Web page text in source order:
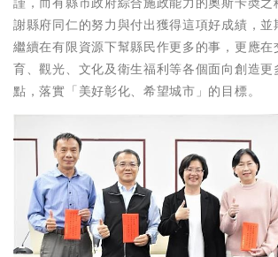
謝縣府同仁的努力與付出獲得這項好成績，並
繼續在有限資源下幫縣民作更多的事，更應在
育、觀光、文化及衛生福利等各個面向創造
點，落實「美好彰化、希望城市」的目標。